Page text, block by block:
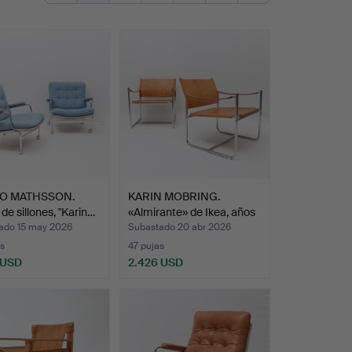
MATHSSON.
sillones, "Karin…
15 may 2026
KARIN MOBRING.
«Almirante» de Ikea, años
7…
Subastado 20 abr 2026
47 pujas
2.426 USD